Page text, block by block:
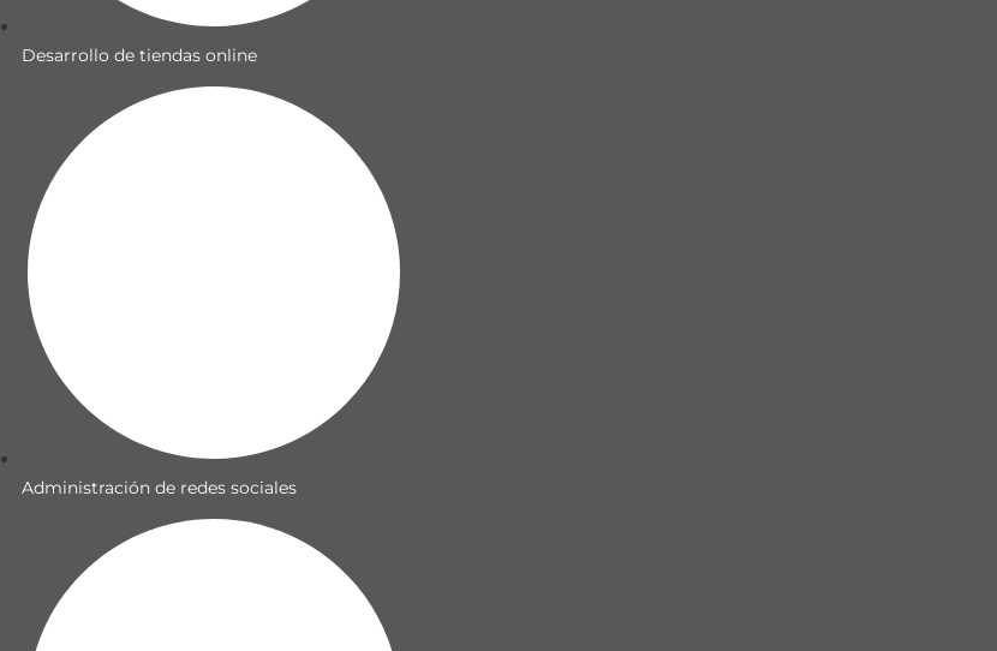
Desarrollo de tiendas online
Administración de redes sociales